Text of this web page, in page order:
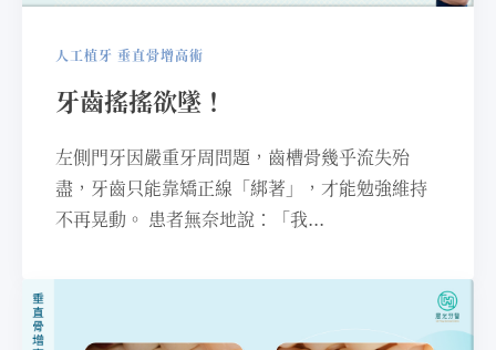
人工植牙 垂直骨增高術
牙齒搖搖欲墜！
左側門牙因嚴重牙周問題，齒槽骨幾乎流失殆
盡，牙齒只能靠矯正線「綁著」，才能勉強維持
不再晃動。 患者無奈地說：「我...